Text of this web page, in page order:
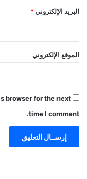
البريد الإلكتروني*
الموقع الإلكتروني
browser for the next
time I comment.